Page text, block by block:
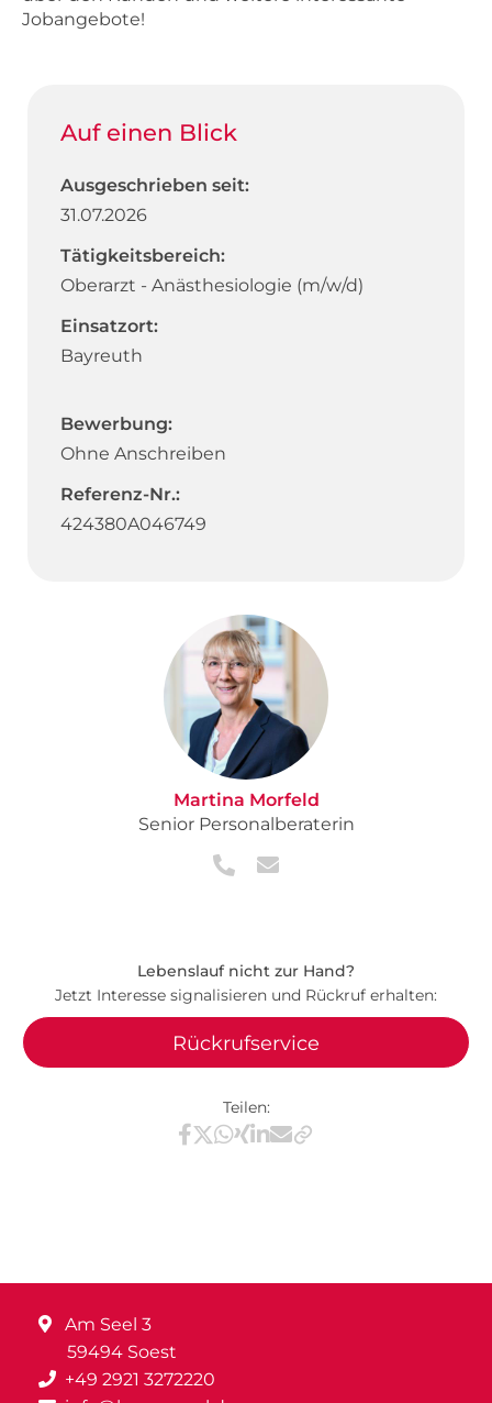
Jobangebote!
Auf einen Blick
Ausgeschrieben seit:
31.07.2026
Tätigkeitsbereich:
Oberarzt - Anästhesiologie (m/w/d)
Einsatzort:
Bayreuth
Bewerbung:
Ohne Anschreiben
Referenz-Nr.:
424380A046749
Martina Morfeld
Senior Personalberaterin
Lebenslauf nicht zur Hand?
Jetzt Interesse signalisieren und Rückruf erhalten:
Rückrufservice
Teilen:
Teilen via Facebook
Teilen via X / Twitter
Teilen via WhatsApp
Teilen via Xing
Teilen via LinkedIn
Teilen via E-Mail
Am Seel 3
59494 Soest
+49 2921 3272220